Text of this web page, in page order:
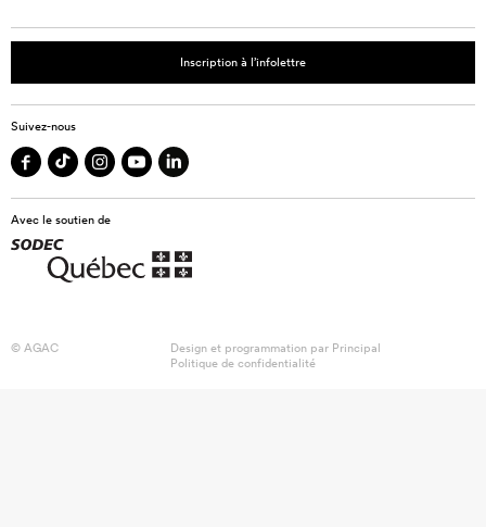
Inscription à l’infolettre
Suivez-nous
Avec le soutien de
© AGAC Design et programmation par Principal
Politique de confidentialité